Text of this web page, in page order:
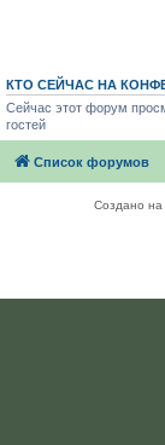
КТО СЕЙЧАС НА
Сейчас этот форум
гостей
Список форумов
Создано на